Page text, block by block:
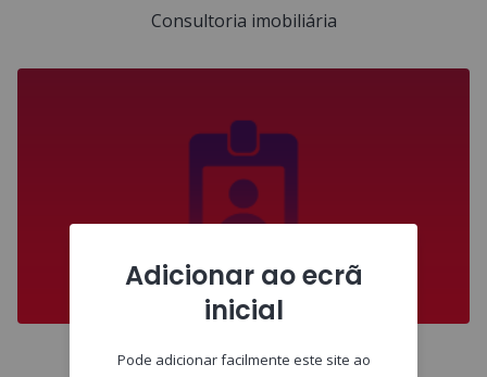
Consultoria imobiliária
Recursos Humanos
Adicionar ao ecrã
inicial
Pode adicionar facilmente este site ao